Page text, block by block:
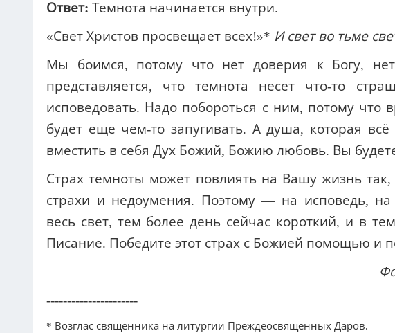
Ответ: Темнота начинается внутри.
«Свет Христов просвещает всех!»* И свет во тьме
Мы боимся, потому что нет доверия к Богу,
представляется, что темнота несет что-то
исповедовать. Надо побороться с ним, потому что
будет еще чем-то запугивать. А душа, которая
вместить в себя Дух Божий, Божию любовь. Вы
Страх темноты может повлиять на Вашу жизнь
страхи и недоумения. Поэтому — на исповедь,
весь свет, тем более день сейчас короткий, и в
Писание. Победите этот страх с Божией помощью и
----------------------
* Возглас священника на литургии Преждеосвященных Даров.